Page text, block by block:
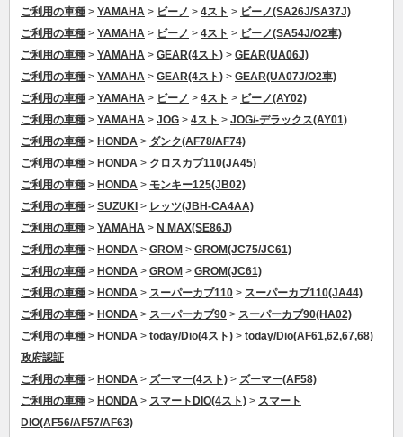
ご利用の車種 > YAMAHA > ビーノ > 4スト > ビーノ(SA26J/SA37J)
ご利用の車種 > YAMAHA > ビーノ > 4スト > ビーノ(SA54J/O2車)
ご利用の車種 > YAMAHA > GEAR(4スト) > GEAR(UA06J)
ご利用の車種 > YAMAHA > GEAR(4スト) > GEAR(UA07J/O2車)
ご利用の車種 > YAMAHA > ビーノ > 4スト > ビーノ(AY02)
ご利用の車種 > YAMAHA > JOG > 4スト > JOG/-デラックス(AY01)
ご利用の車種 > HONDA > ダンク(AF78/AF74)
ご利用の車種 > HONDA > クロスカブ110(JA45)
ご利用の車種 > HONDA > モンキー125(JB02)
ご利用の車種 > SUZUKI > レッツ(JBH-CA4AA)
ご利用の車種 > YAMAHA > N MAX(SE86J)
ご利用の車種 > HONDA > GROM > GROM(JC75/JC61)
ご利用の車種 > HONDA > GROM > GROM(JC61)
ご利用の車種 > HONDA > スーパーカブ110 > スーパーカブ110(JA44)
ご利用の車種 > HONDA > スーパーカブ90 > スーパーカブ90(HA02)
ご利用の車種 > HONDA > today/Dio(4スト) > today/Dio(AF61,62,67,68)
政府認証
ご利用の車種 > HONDA > ズーマー(4スト) > ズーマー(AF58)
ご利用の車種 > HONDA > スマートDIO(4スト) > スマート
DIO(AF56/AF57/AF63)